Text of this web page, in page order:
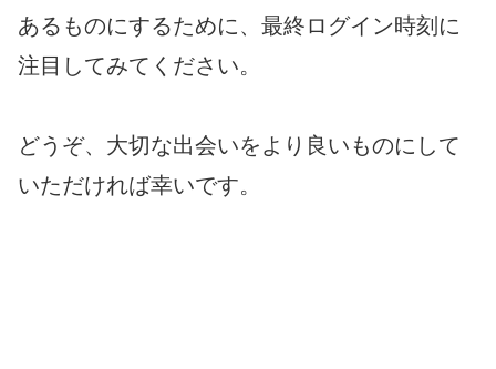
あるものにするために、最終ログイン時刻に
注目してみてください。
どうぞ、大切な出会いをより良いものにして
いただければ幸いです。